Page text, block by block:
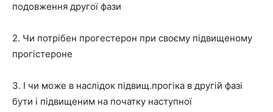
подовження другої фази
2. Чи потрібен прогестерон при своєму підвищеному
прогістероне
3. І чи може в наслідок підвищ.прогіка в другій фазі
бути і підвищеним на початку наступної